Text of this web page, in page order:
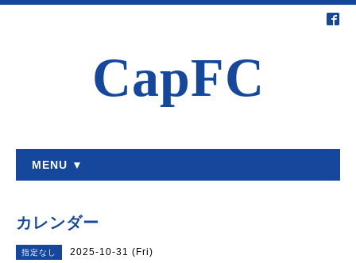
CapFC
MENU ▼
カレンダー
指定なし 2025-10-31 (Fri)